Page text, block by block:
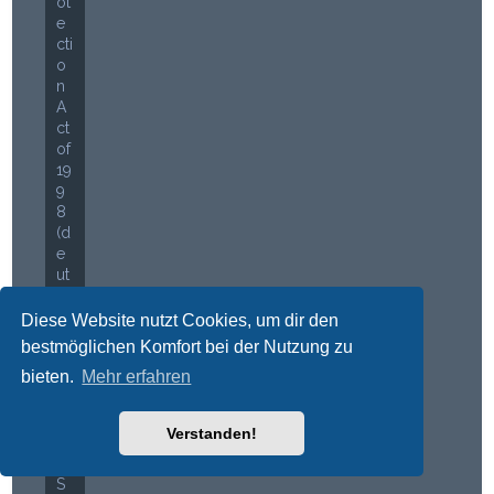
Diese Website nutzt Cookies, um dir den
bestmöglichen Komfort bei der Nutzung zu
bieten. Mehr erfahren
Verstanden!
e
cti
o
n
A
ct
of
19
9
8
(d
e
ut
h:
es
et
S